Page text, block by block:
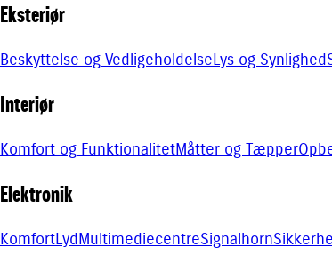
Eksteriør
Beskyttelse og VedligeholdelseLys og Synlighed
Interiør
Komfort og FunktionalitetMåtter og Tæpper
Elektronik
KomfortLydMultimediecentreSignalhorn